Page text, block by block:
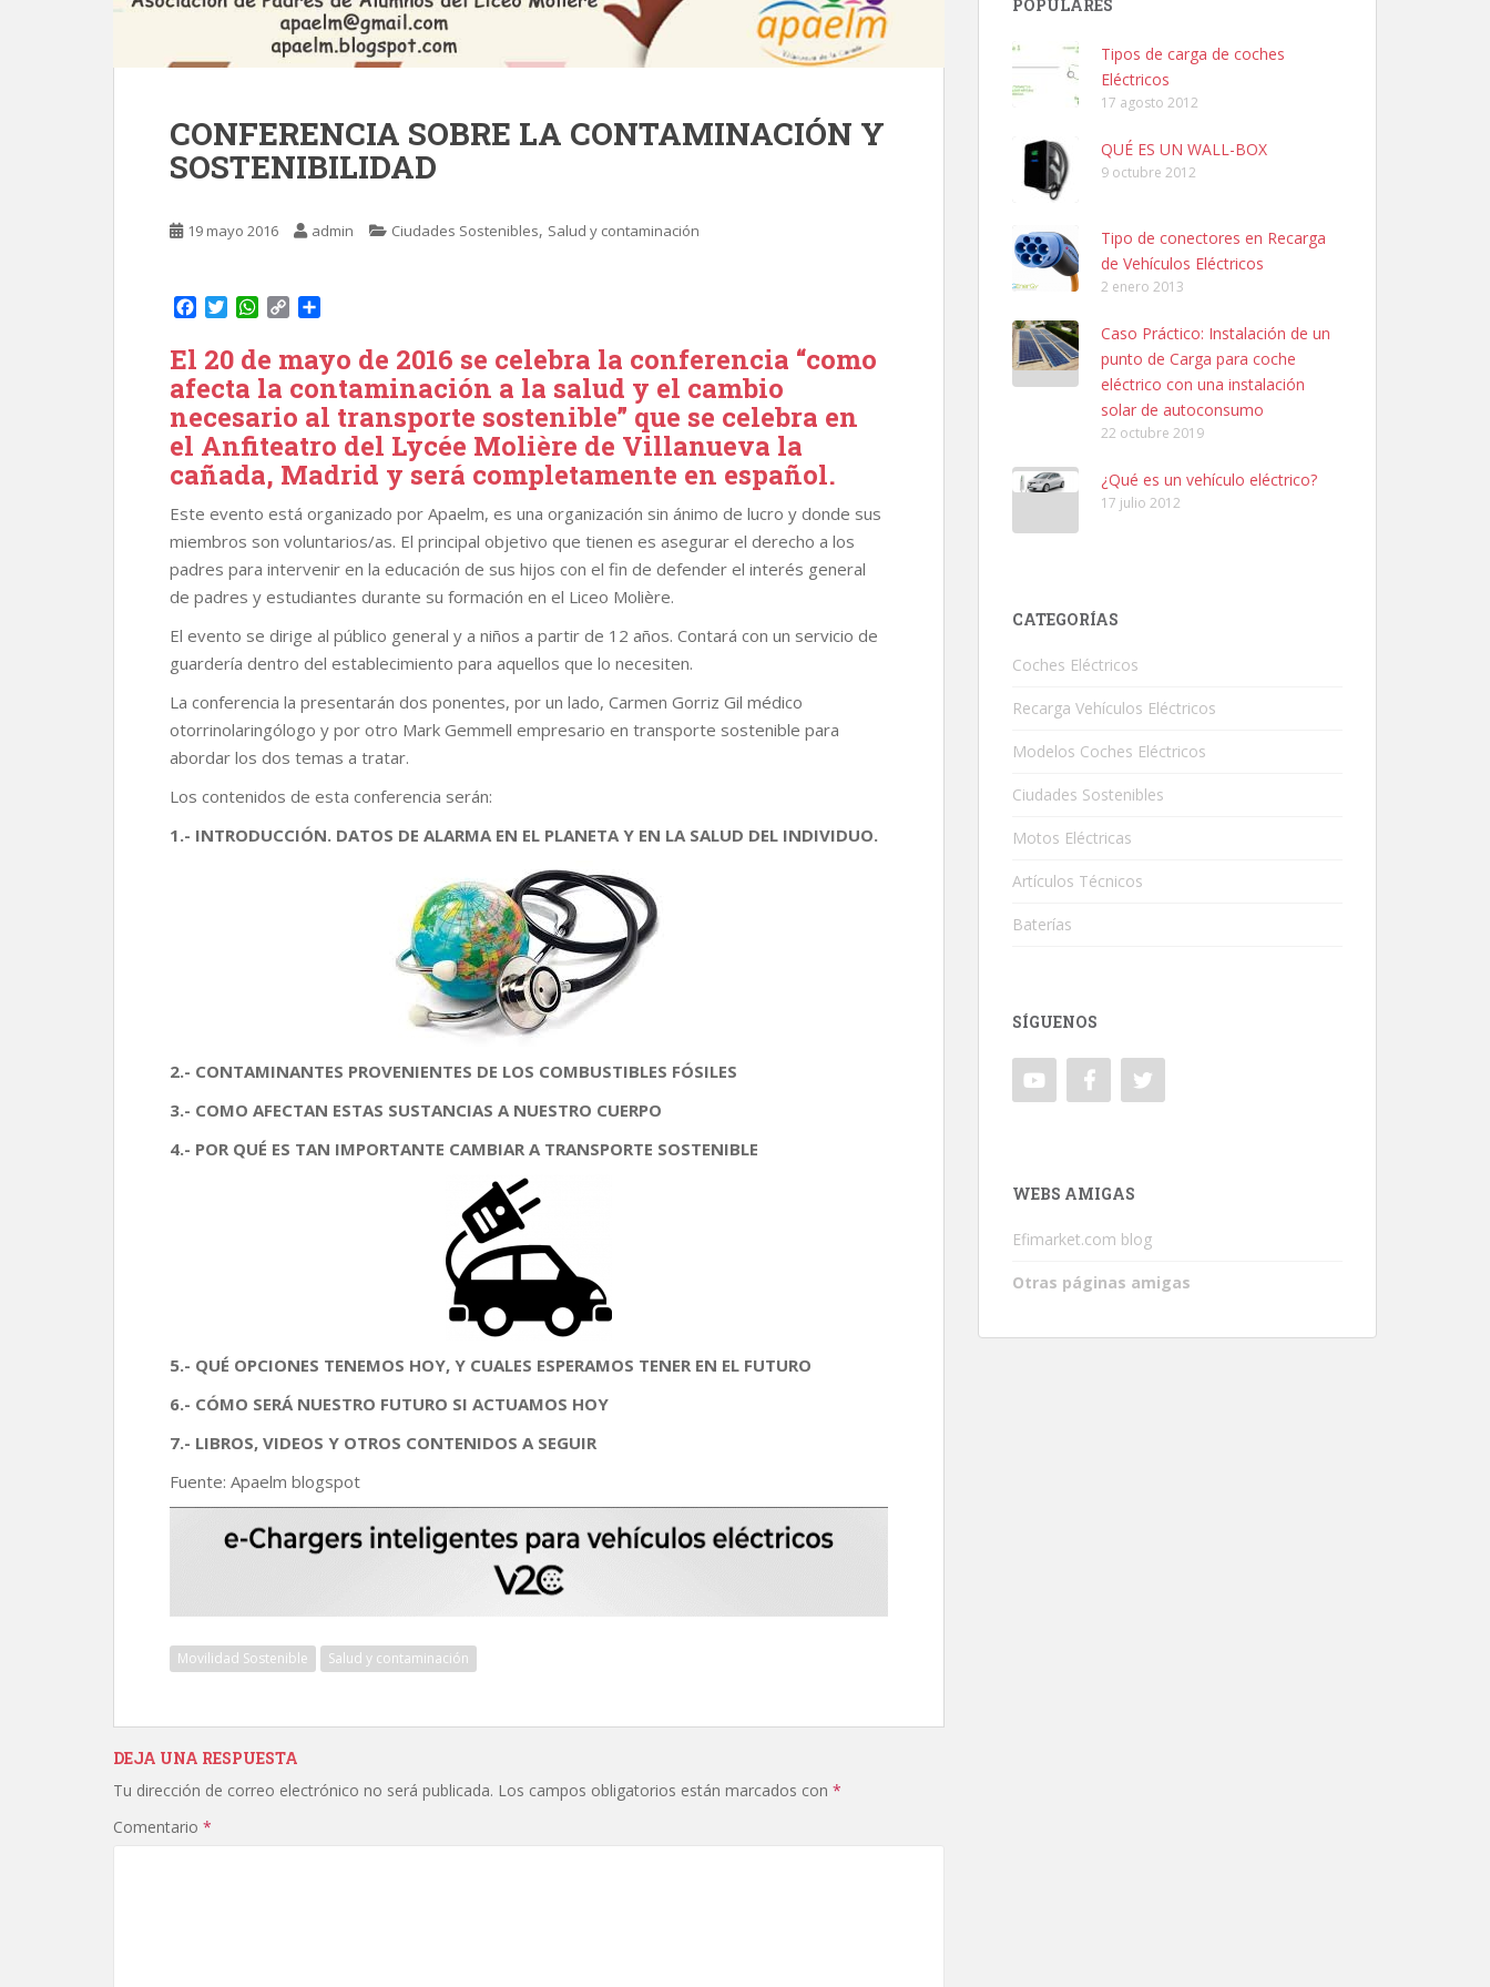
CONFERENCIA SOBRE LA CONTAMINACIÓN Y
SOSTENIBILIDAD
19 mayo 2016 admin Ciudades Sostenibles, Salud y contaminación
e
b
o
o
k
i
t
t
e
r
W
a
t
s
A
p
p
p
y
L
i
n
k
m
p
a
r
t
i
r
El 20 de mayo de 2016 se celebra la conferencia “como
afecta la contaminación a la salud y el cambio
necesario al transporte sostenible” que se celebra en
el Anfiteatro del Lycée Molière de Villanueva la
cañada, Madrid y será completamente en español.
Este evento está organizado por Apaelm, es una organización sin ánimo de lucro y donde sus
miembros son voluntarios/as. El principal objetivo que tienen es asegurar el derecho a los
padres para intervenir en la educación de sus hijos con el fin de defender el interés general
de padres y estudiantes durante su formación en el Liceo Molière.
El evento se dirige al público general y a niños a partir de 12 años. Contará con un servicio de
guardería dentro del establecimiento para aquellos que lo necesiten.
La conferencia la presentarán dos ponentes, por un lado, Carmen Gorriz Gil médico
otorrinolaringólogo y por otro Mark Gemmell empresario en transporte sostenible para
abordar los dos temas a tratar.
Los contenidos de esta conferencia serán:
1.- INTRODUCCIÓN. DATOS DE ALARMA EN EL PLANETA Y EN LA SALUD DEL INDIVIDUO.
2.- CONTAMINANTES PROVENIENTES DE LOS COMBUSTIBLES FÓSILES
3.- COMO AFECTAN ESTAS SUSTANCIAS A NUESTRO CUERPO
4.- POR QUÉ ES TAN IMPORTANTE CAMBIAR A TRANSPORTE SOSTENIBLE
5.- QUÉ OPCIONES TENEMOS HOY, Y CUALES ESPERAMOS TENER EN EL FUTURO
6.- CÓMO SERÁ NUESTRO FUTURO SI ACTUAMOS HOY
7.- LIBROS, VIDEOS Y OTROS CONTENIDOS A SEGUIR
Fuente: Apaelm blogspot
Movilidad Sostenible Salud y contaminación
DEJA UNA RESPUESTA
Tu dirección de correo electrónico no será publicada. Los campos obligatorios están marcados con *
Comentario *
POPULARES
Tipos de carga de coches
Eléctricos
17 agosto 2012
QUÉ ES UN WALL-BOX
9 octubre 2012
Tipo de conectores en Recarga
de Vehículos Eléctricos
2 enero 2013
Caso Práctico: Instalación de un
punto de Carga para coche
eléctrico con una instalación
solar de autoconsumo
22 octubre 2019
¿Qué es un vehículo eléctrico?
17 julio 2012
CATEGORÍAS
Coches Eléctricos
Recarga Vehículos Eléctricos
Modelos Coches Eléctricos
Ciudades Sostenibles
Motos Eléctricas
Artículos Técnicos
Baterías
SÍGUENOS
WEBS AMIGAS
Efimarket.com blog
Otras páginas amigas